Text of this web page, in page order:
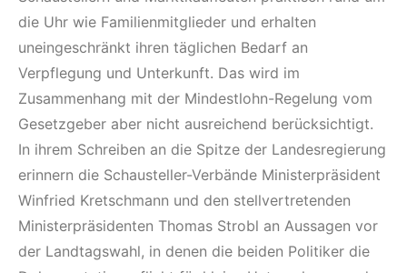
die Uhr wie Familienmitglieder und erhalten
uneingeschränkt ihren täglichen Bedarf an
Verpflegung und Unterkunft. Das wird im
Zusammenhang mit der Mindestlohn-Regelung vom
Gesetzgeber aber nicht ausreichend berücksichtigt.
In ihrem Schreiben an die Spitze der Landesregierung
erinnern die Schausteller-Verbände Ministerpräsident
Winfried Kretschmann und den stellvertretenden
Ministerpräsidenten Thomas Strobl an Aussagen vor
der Landtagswahl, in denen die beiden Politiker die